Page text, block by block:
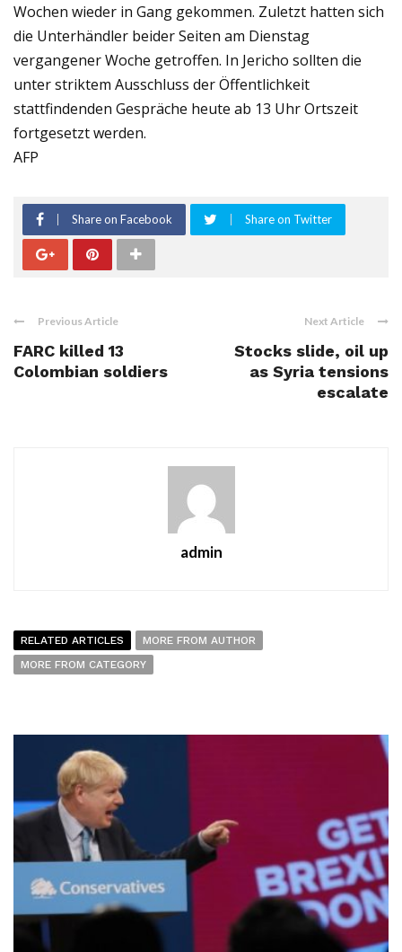
Wochen wieder in Gang gekommen. Zuletzt hatten sich
die Unterhändler beider Seiten am Dienstag
vergangener Woche getroffen. In Jericho sollten die
unter striktem Ausschluss der Öffentlichkeit
stattfindenden Gespräche heute ab 13 Uhr Ortszeit
fortgesetzt werden.
AFP
Share on Facebook Share on Twitter
Previous Article
FARC killed 13
Colombian soldiers
Next Article
Stocks slide, oil up
as Syria tensions
escalate
admin
RELATED ARTICLES
MORE FROM AUTHOR
MORE FROM CATEGORY